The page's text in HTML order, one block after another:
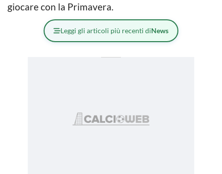
giocare con la Primavera.
Leggi gli articoli più recenti diNews